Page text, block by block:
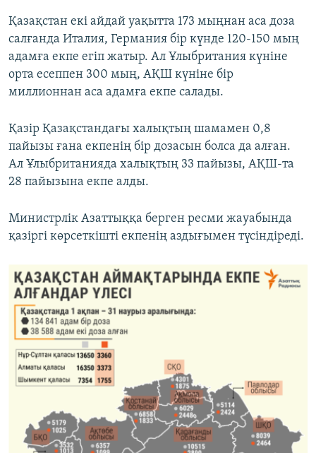
Қазақстан екі айдай уақытта 173 мыңнан аса доза
салғанда Италия, Германия бір күнде 120-150 мың
адамға екпе егіп жатыр. Ал Ұлыбритания күніне
орта есеппен 300 мың, АҚШ күніне бір
миллионнан аса адамға екпе салады.
Қазір Қазақстандағы халықтың шамамен 0,8
пайызы ғана екпенің бір дозасын болса да алған.
Ал Ұлыбританияда халықтың 33 пайызы, АҚШ-та
28 пайызына екпе алды.
Министрлік Азаттыққа берген ресми жауабында
қазіргі көрсеткішті екпенің аздығымен түсіндіреді.